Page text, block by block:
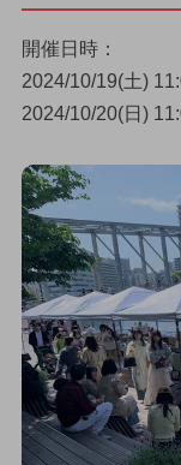
開催日時：
2024/10/19(土)
2024/10/20(日)